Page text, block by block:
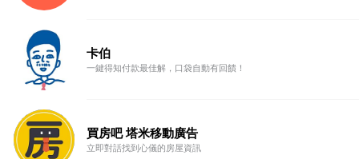
卡伯
一鍵得知付款最佳解，口袋自動有回饋！
買房吧 塔米移動廣告
立即對話找到心儀的房屋資訊